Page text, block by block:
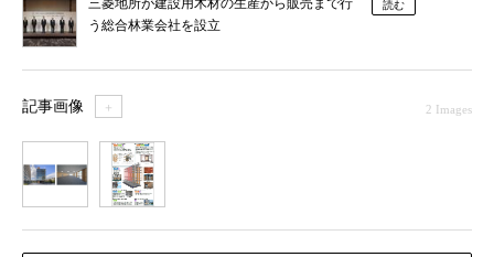
う総合林業会社を設立
読む
記事画像 ＋ 2 Images